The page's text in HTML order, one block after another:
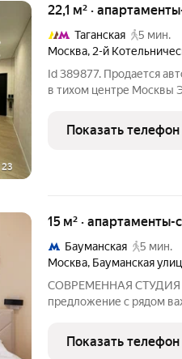
23
22,1 м² ·
Таганская
5 мин.
Москва, 2-й
Id 389877. Продается
в тихом центре Москвы Эта квартира
престижных и
22,1 кв. м
Показать телефон
15 м² · апартаменты-
Бауманская
5 мин.
Москва, Бауманская
СОВРЕМЕННАЯ СТУДИЯ
предложение с рядом
ставкой, а
заработка -
Показать телефон